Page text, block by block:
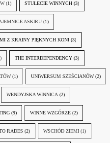
(1) STULECIE WINNYCH (3)
ASKIRU (1)
Z KRAINY PIĘKNYCH KONI (3)
THE INTERDEPENDENCY (3)
(1) UNIWERSUM SZEŚCIANÓW (2)
WENDYJSKA WINNICA (2)
(9) WINNE WZGÓRZE (2)
RADES (2) WSCHÓD ZIEMI (1)